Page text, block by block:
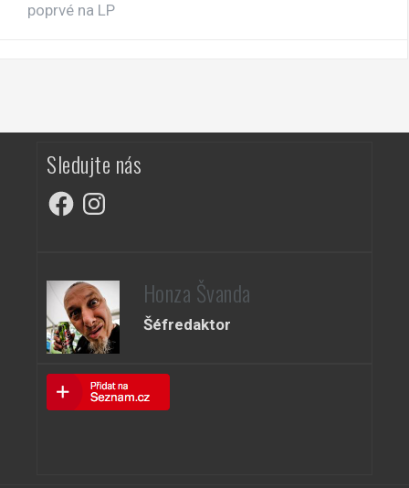
poprvé na LP
Sledujte nás
FacebookInstagram
Honza Švanda
Šéfredaktor